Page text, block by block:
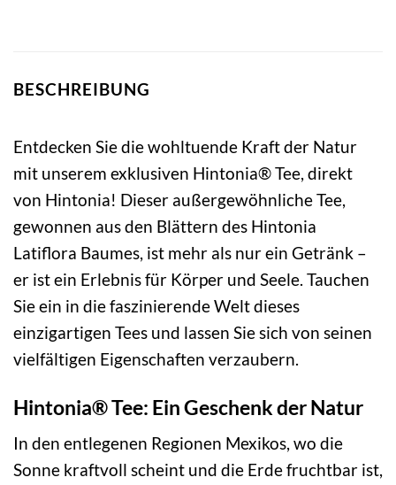
BESCHREIBUNG
Entdecken Sie die wohltuende Kraft der Natur
mit unserem exklusiven Hintonia® Tee, direkt
von Hintonia! Dieser außergewöhnliche Tee,
gewonnen aus den Blättern des Hintonia
Latiflora Baumes, ist mehr als nur ein Getränk –
er ist ein Erlebnis für Körper und Seele. Tauchen
Sie ein in die faszinierende Welt dieses
einzigartigen Tees und lassen Sie sich von seinen
vielfältigen Eigenschaften verzaubern.
Hintonia® Tee: Ein Geschenk der Natur
In den entlegenen Regionen Mexikos, wo die
Sonne kraftvoll scheint und die Erde fruchtbar ist,